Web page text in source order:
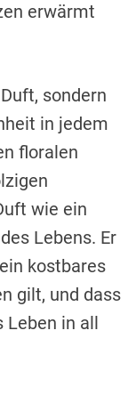
erwärmt
sondern
in jedem
floralen
wie ein
Lebens. Er
kostbares
gilt, und dass
Leben in all